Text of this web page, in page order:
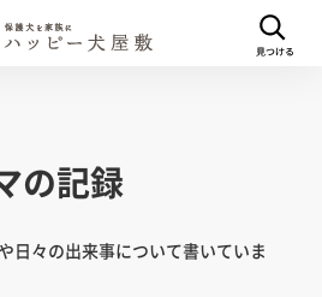
の記録
日々の出来事について書いていま